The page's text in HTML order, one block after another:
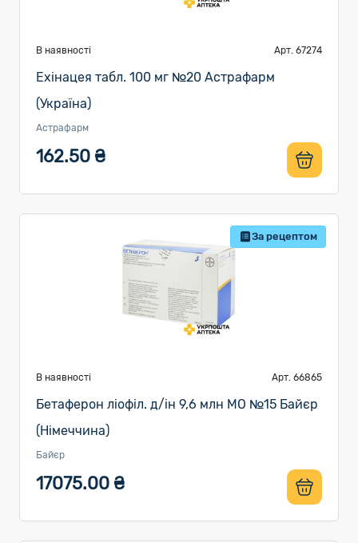
В наявності Арт. 67274
Ехінацея табл. 100 мг №20 Астрафарм
(Україна)
Астрафарм
162.50 ₴
За рецептом
В наявності Арт. 66865
Бетаферон ліофіл. д/ін 9,6 млн МО №15 Байєр
(Німеччина)
Байєр
17075.00 ₴